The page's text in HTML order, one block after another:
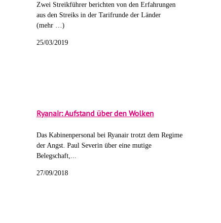
Zwei Streikführer berichten von den Erfahrungen
aus den Streiks in der Tarifrunde der Länder
(mehr …)
25/03/2019
Ryanair: Aufstand über den Wolken
Das Kabinenpersonal bei Ryanair trotzt dem Regime
der Angst. Paul Severin über eine mutige
Belegschaft,...
27/09/2018